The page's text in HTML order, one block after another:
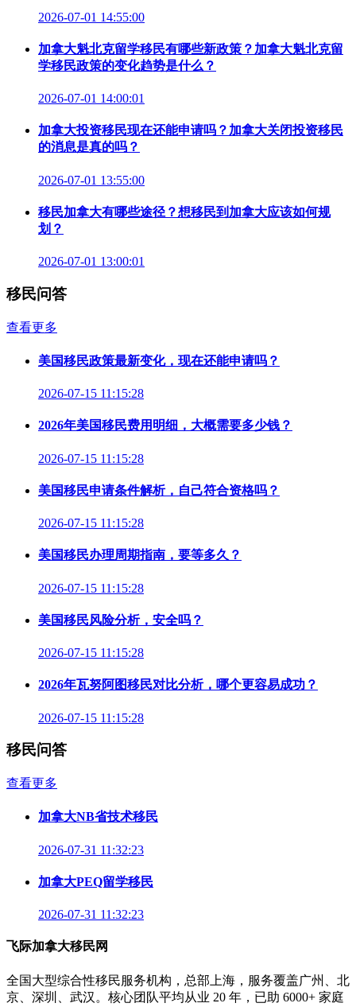
2026-07-01 14:55:00
加拿大魁北克留学移民有哪些新政策？加拿大魁北克留
学移民政策的变化趋势是什么？
2026-07-01 14:00:01
加拿大投资移民现在还能申请吗？加拿大关闭投资移民
的消息是真的吗？
2026-07-01 13:55:00
移民加拿大有哪些途径？想移民到加拿大应该如何规
划？
2026-07-01 13:00:01
移民问答
查看更多
美国移民政策最新变化，现在还能申请吗？
2026-07-15 11:15:28
2026年美国移民费用明细，大概需要多少钱？
2026-07-15 11:15:28
美国移民申请条件解析，自己符合资格吗？
2026-07-15 11:15:28
美国移民办理周期指南，要等多久？
2026-07-15 11:15:28
美国移民风险分析，安全吗？
2026-07-15 11:15:28
2026年瓦努阿图移民对比分析，哪个更容易成功？
2026-07-15 11:15:28
移民问答
查看更多
加拿大NB省技术移民
2026-07-31 11:32:23
加拿大PEQ留学移民
2026-07-31 11:32:23
飞际加拿大移民网
全国大型综合性移民服务机构，总部上海，服务覆盖广州、北
京、深圳、武汉。核心团队平均从业 20 年，已助 6000+ 家庭